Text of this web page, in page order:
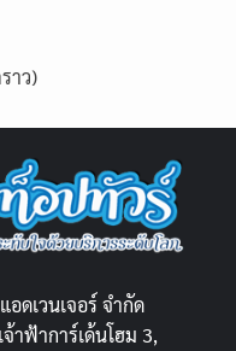
าว)
ดเวนเจอร์ จำกัด
าฟ้าการ์เด้นโฮม 3,